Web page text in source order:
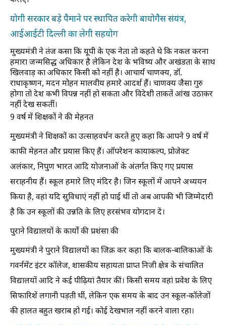
योगी सरकार बड़े पैमाने पर स्थापित करेगी बायोगैस संयंत्र,
आईआईटी दिल्ली का लेगी सहयोग
मुख्यमंत्री ने तंज कसा कि यूपी के एक नेता तो कहते थे कि नकल करना
हमारा जन्मसिद्ध अधिकार है लेकिन देश के भविष्य और अखंडता के साथ
खिलवाड़ का अधिकार किसी को नहीं है। आचार्य चाणक्य, डॉ.
राधाकृष्णन, मदन मोहन मालवीय हमारे आदर्श हैं। चाणक्य जैसा गुरु
होगा तो देश कभी विपन्न नहीं हो सकता और विदेशी ताकतें आंख उठाकर
नहीं देख सकतीं।
9 वर्ष में शिक्षकों ने की मेहनत
मुख्यमंत्री ने शिक्षकों का उत्साहवर्धन करते हुए कहा कि आपने 9 वर्ष में
काफी मेहनत और प्रयास किए हैं। ऑपरेशन कायाकल्प, प्रोजेक्ट
अलंकार, निपुण भारत आदि योजनाओं के अंतर्गत किए गए प्रयास
सराहनीय हैं। स्कूल हमारे लिए मंदिर है। जिन स्कूलों में आपने अध्ययन
किया है, वहां यदि सुविधाएं नहीं हो पाई थीं तो अब आपकी भी जिम्मेदारी
है कि उन स्कूलों की उन्नति के लिए हरसंभव योगदान दें।
पुराने विद्यालयों के कार्यों की प्रशंसा की
मुख्यमंत्री ने पुराने विद्यालयों का जिक्र कर कहा कि बालक-बालिकाओं के
गवर्नमेंट इंटर कॉलेज, शासकीय सहायता प्राप्त निजी क्षेत्र के संचालित
विद्यालयों आदि ने कई पीढ़ियां तैयार कीं। किसी समय वहां प्रवेश के लिए
सिफारिशें लगानी पड़ती थीं, लेकिन एक समय के बाद उन स्कूल-कॉलेजों
की हालत बहुत खराब हो गई। कोई देखभाल नहीं करने वाला रहा।